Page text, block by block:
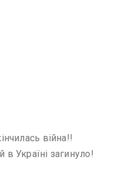
війна!!
Україні загинуло!